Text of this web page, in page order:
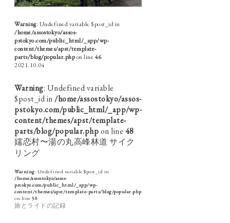
Warning: Undefined variable $post_id in
/home/assostokyo/assos-
pstokyo.com/public_html/_app/wp-
content/themes/apst/template-
parts/blog/popular.phpon line 46
2021.10.04
Warning: Undefined variable
$post_id in/home/assostokyo/assos-
pstokyo.com/public_html/_app/wp-
content/themes/apst/template-
parts/blog/popular.phpon line 48
嬬恋村〜湯の丸高峰林道 サイク
リング
Warning: Undefined variable $post_id in
/home/assostokyo/assos-
pstokyo.com/public_html/_app/wp-
content/themes/apst/template-parts/blog/popular.php
on line 50
旅とライドの記録